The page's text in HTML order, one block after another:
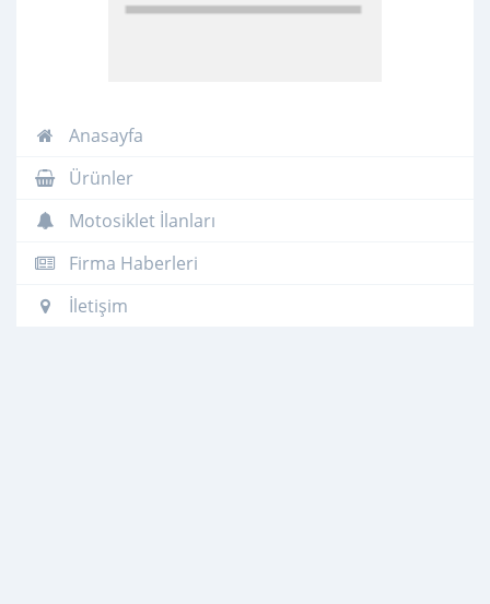
Anasayfa
Ürünler
Motosiklet İlanları
Firma Haberleri
İletişim